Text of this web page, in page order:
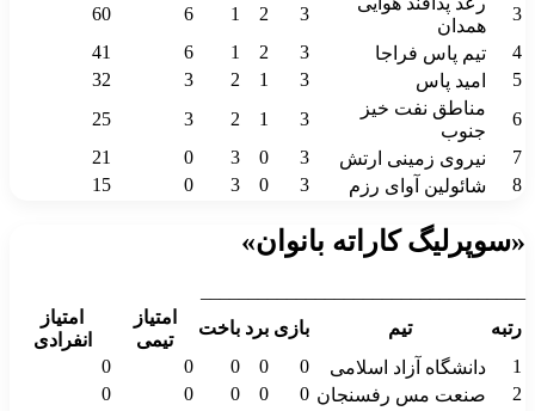
3
همدان
3
2
1
6
60
4
تیم پاس فراجا 3
2
1
6
41
5
امید پاس 3
1
2
3
32
6
مناطق نفت خیز
جنوب
3
1
2
3
25
7
نیروی زمینی ارتش 3
0
3
0
21
8
شائولین آوای رزم 3
0
3
0
15
«سوپرلیگ کاراته بانوان»
رتبه
تیم بازی برد باخت
امتیاز
تیمی
امتیاز
انفرادی
1
دانشگاه آزاد اسلامی 0
0
0
0
0
2
صنعت مس رفسنجان 0
0
0
0
0